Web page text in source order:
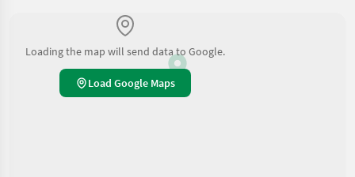
Loading the map will send data to Google.
Load Google Maps